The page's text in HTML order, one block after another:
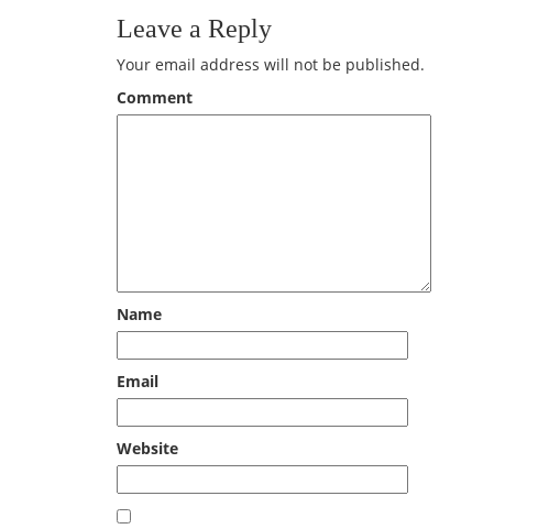
Leave a Reply
Your email address will not be published.
Comment
Name
Email
Website